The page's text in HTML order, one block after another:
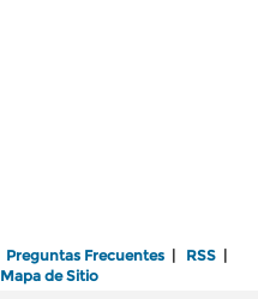
Preguntas Frecuentes | RSS |
Mapa de Sitio